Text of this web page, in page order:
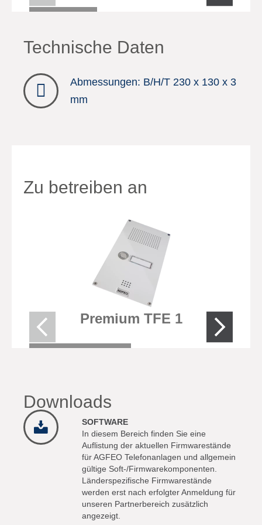
Technische Daten
Abmessungen: B/H/T 230 x 130 x 3
mm
Zu betreiben an
Premium TFE 1
Downloads
SOFTWARE
In diesem Bereich finden Sie eine
Auflistung der aktuellen Firmwarestände
für AGFEO Telefonanlagen und allgemein
gültige Soft-/Firmwarekomponenten.
Länderspezifische Firmwarestände
werden erst nach erfolgter Anmeldung für
unseren Partnerbereich zusätzlich
angezeigt.